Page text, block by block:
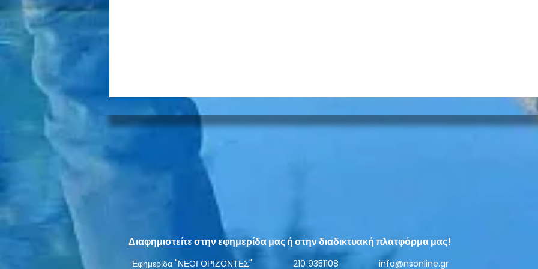
Πολυκατοικία κατέλαβε
ολόκληρο το πεζοδρόμιο
Διαφημιστείτεστην εφημερίδα μας ή στην διαδικτυακή πλατφόρμα μας!
Εφημερίδα "ΝΕΟΙ ΟΡΙΖΟΝΤΕΣ" 210 9351108 info@nsonline.gr